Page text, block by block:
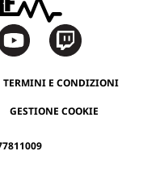
TERMINI E CONDIZIONI
GESTIONE COOKIE